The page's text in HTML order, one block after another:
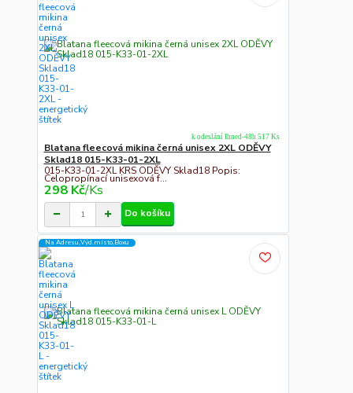
Blatana fleecová mikina černá unisex 2XL ODĚVY
Sklad18 015-K33-01-2XL
015-K33-01-2XL KRS ODĚVY Sklad18 Popis:
Celopropínací unisexová f...
298 Kč/Ks
k odeslání Ihned-48h 517 Ks
Do košíku
Na Adresu,Výd.místo,Boxu